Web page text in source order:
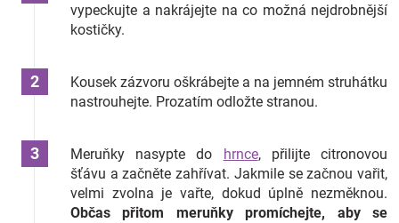
vypeckujte a nakrájejte na co možná nejdrobnější
kostičky.
Kousek zázvoru oškrábejte a na jemném struhátku
nastrouhejte. Prozatím odložte stranou.
Meruňky nasypte do hrnce, přilijte citronovou
šťávu a začněte zahřívat. Jakmile se začnou vařit,
velmi zvolna je vařte, dokud úplně nezměknou.
Občas přitom meruňky promíchejte, aby se